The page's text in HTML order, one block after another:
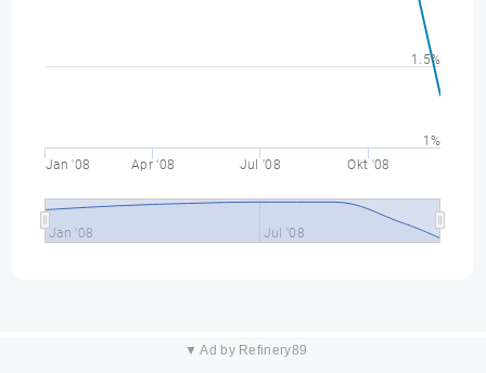
Jan '08 Apr '08 Jul '08 Okt '08
Jan '08 Jul '08
1%
1.5%
▼ Ad by Refinery89